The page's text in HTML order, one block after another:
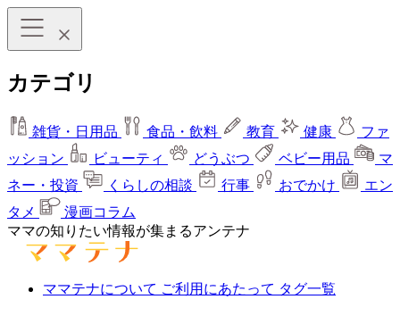
カテゴリ
雑貨・日用品 食品・飲料 教育 健康
ファ
ッション
ビューティ どうぶつ ベビー用品
マ
ネー・投資
くらしの相談 行事 おでかけ
エン
タメ
漫画コラム
ママの知りたい情報が集まるアンテナ
ママテナについて ご利用にあたって タグ一覧